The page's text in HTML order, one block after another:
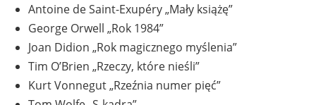
Antoine de Saint-Exupéry „Mały książę”
George Orwell „Rok 1984”
Joan Didion „Rok magicznego myślenia”
Tim O’Brien „Rzeczy, które nieśli”
Kurt Vonnegut „Rzeźnia numer pięć”